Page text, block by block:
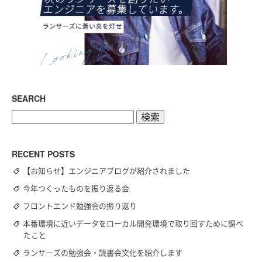
SEARCH
RECENT POSTS
【お知らせ】エンジニアブログが紹介されました
今年つくったものを振り返る会
フロントエンド勉強会の振り返り
本番環境に近いデータをローカル開発環境で取り回すために調べ
たこと
ランサーズの勉強会・読書会文化を紹介します